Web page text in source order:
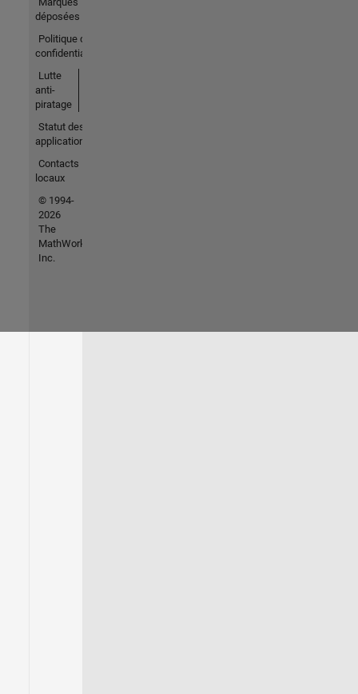
déposées
Politique de
confidentialité
Lutte
anti-
piratage
Statut des
applications
Contacts
locaux
© 1994-
2026
The
MathWorks,
Inc.